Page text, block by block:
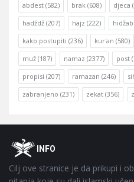
abdest (582) brak (608) djeca
hadždž (207) hajz (222) hidžab
kako postupiti (236) kur'an (580)
muž (187) namaz (2377) post
propisi (207) ramazan (246)
zabranjeno (231) zekat (356)
FooterOINFO
Cilj ove stranice je da prikupi i